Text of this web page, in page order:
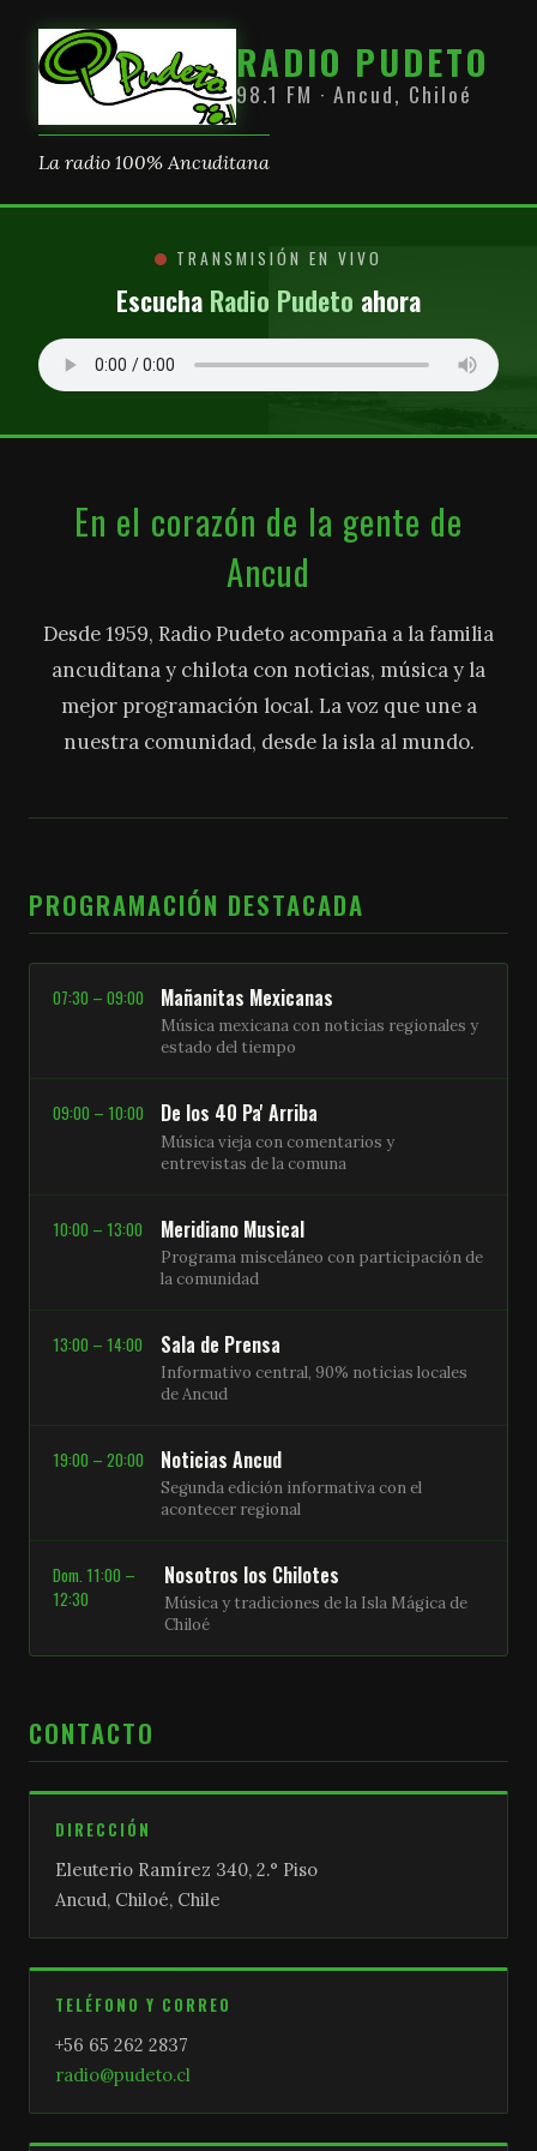
RADIO PUDETO
98.1 FM · Ancud, Chiloé
La radio 100% Ancuditana
TRANSMISIÓN EN VIVO
Escucha Radio Pudeto ahora
En el corazón de la gente de
Ancud
Desde 1959, Radio Pudeto acompaña a la familia
ancuditana y chilota con noticias, música y la
mejor programación local. La voz que une a
nuestra comunidad, desde la isla al mundo.
PROGRAMACIÓN DESTACADA
07:30 – 09:00 Mañanitas Mexicanas
Música mexicana con noticias regionales y
estado del tiempo
09:00 – 10:00 De los 40 Pa' Arriba
Música vieja con comentarios y
entrevistas de la comuna
10:00 – 13:00 Meridiano Musical
Programa misceláneo con participación de
la comunidad
13:00 – 14:00 Sala de Prensa
Informativo central, 90% noticias locales
de Ancud
19:00 – 20:00 Noticias Ancud
Segunda edición informativa con el
acontecer regional
Dom. 11:00 –
12:30
Nosotros los Chilotes
Música y tradiciones de la Isla Mágica de
Chiloé
CONTACTO
DIRECCIÓN
Eleuterio Ramírez 340, 2.° Piso
Ancud, Chiloé, Chile
TELÉFONO Y CORREO
+56 65 262 2837
radio@pudeto.cl